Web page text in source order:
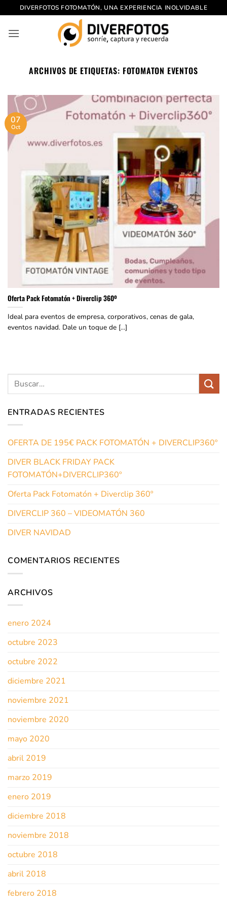
Saltar
al
contenido
DIVERFOTOS FOTOMATÓN, UNA EXPERIENCIA INOLVIDABLE
ARCHIVOS DE ETIQUETAS: FOTOMATON EVENTOS
Oferta Pack Fotomatón + Diverclip 360º
Ideal para eventos de empresa, corporativos, cenas de gala,
eventos navidad. Dale un toque de [...]
07
Oct
ENTRADAS RECIENTES
OFERTA DE 195€ PACK FOTOMATÓN + DIVERCLIP360º
DIVER BLACK FRIDAY PACK
FOTOMATÓN+DIVERCLIP360º
Oferta Pack Fotomatón + Diverclip 360º
DIVERCLIP 360 – VIDEOMATÓN 360
DIVER NAVIDAD
COMENTARIOS RECIENTES
ARCHIVOS
enero 2024
octubre 2023
octubre 2022
diciembre 2021
noviembre 2021
noviembre 2020
mayo 2020
abril 2019
marzo 2019
enero 2019
diciembre 2018
noviembre 2018
octubre 2018
abril 2018
febrero 2018